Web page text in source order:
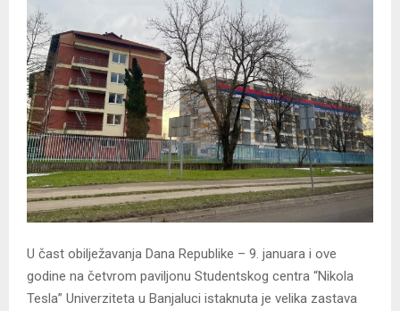
U čast obilježavanja Dana Republike – 9. januara i ove
godine na četvrom paviljonu Studentskog centra “Nikola
Tesla” Univerziteta u Banjaluci istaknuta je velika zastava